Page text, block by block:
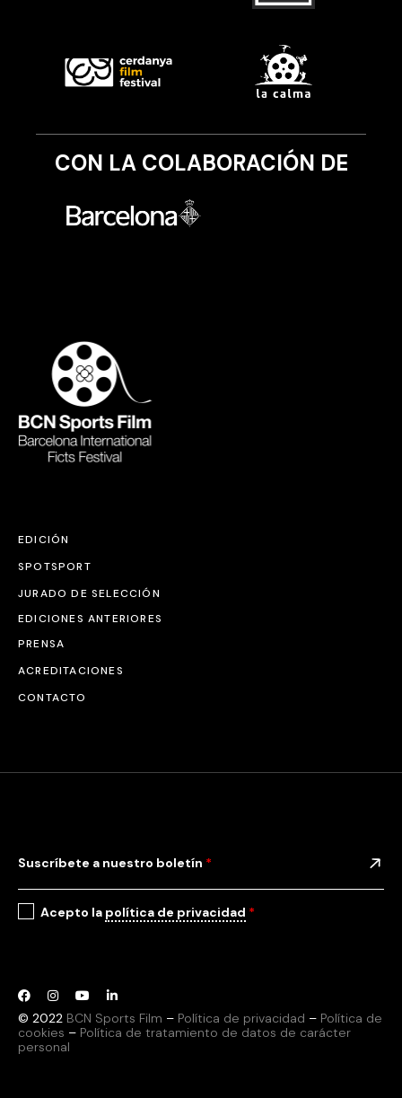
CON LA COLABORACIÓN DE
EDICIÓN
SPOTSPORT
JURADO DE SELECCIÓN
EDICIONES ANTERIORES
PRENSA
ACREDITACIONES
CONTACTO
© 2022 BCN Sports Film – Política de privacidad – Política de
cookies – Política de tratamiento de datos de carácter
personal
Suscríbete a nuestro boletín *
Acepto la política de privacidad *